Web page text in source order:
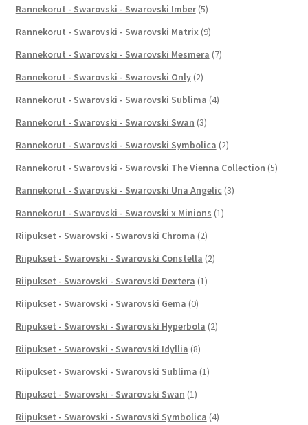
Rannekorut - Swarovski - Swarovski Imber (5)
Rannekorut - Swarovski - Swarovski Matrix (9)
Rannekorut - Swarovski - Swarovski Mesmera (7)
Rannekorut - Swarovski - Swarovski Only (2)
Rannekorut - Swarovski - Swarovski Sublima (4)
Rannekorut - Swarovski - Swarovski Swan (3)
Rannekorut - Swarovski - Swarovski Symbolica (2)
Rannekorut - Swarovski - Swarovski The Vienna Collection (5)
Rannekorut - Swarovski - Swarovski Una Angelic (3)
Rannekorut - Swarovski - Swarovski x Minions (1)
Riipukset - Swarovski - Swarovski Chroma (2)
Riipukset - Swarovski - Swarovski Constella (2)
Riipukset - Swarovski - Swarovski Dextera (1)
Riipukset - Swarovski - Swarovski Gema (0)
Riipukset - Swarovski - Swarovski Hyperbola (2)
Riipukset - Swarovski - Swarovski Idyllia (8)
Riipukset - Swarovski - Swarovski Sublima (1)
Riipukset - Swarovski - Swarovski Swan (1)
Riipukset - Swarovski - Swarovski Symbolica (4)